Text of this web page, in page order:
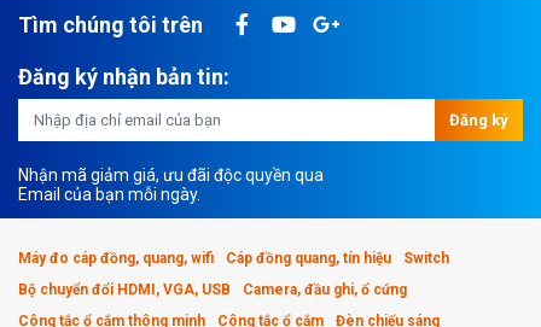
Tìm chúng tôi trên
Đăng ký nhận bản tin:
Đăng ký
Nhận mã giảm giá, ưu đãi độc quyền qua
Email của bạn mỗi ngày.
Máy đo cáp đồng, quang, wifi Cáp đồng quang, tín hiệu
Switch
Bộ chuyển đổi HDMI, VGA, USB
Camera, đầu ghi, ổ cứng
Công tắc ổ cắm thông minh
Công tắc ổ cắm
Đèn chiếu sáng